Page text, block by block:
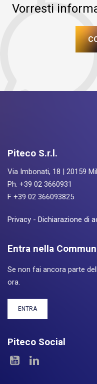
Vorresti
Piteco S.r.l.
Via Imbonati, 18 | 20159
Ph. +39 02 3660931
F +39 02 366093825
Privacy - Dichiarazione di
Entra nella
Se non fai ancora parte
ora.
ENTRA
Piteco Social